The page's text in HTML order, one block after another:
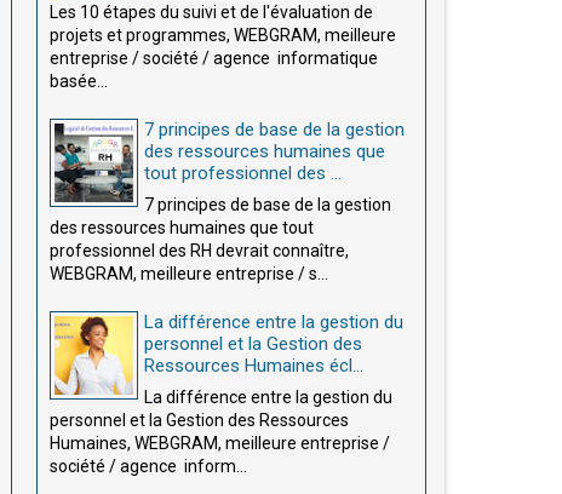
Les 10 étapes du suivi et de l'évaluation de
projets et programmes, WEBGRAM, meilleure
entreprise / société / agence informatique
basée...
7 principes de base de la gestion
des ressources humaines que
tout professionnel des ...
7 principes de base de la gestion
des ressources humaines que tout
professionnel des RH devrait connaître,
WEBGRAM, meilleure entreprise / s...
La différence entre la gestion du
personnel et la Gestion des
Ressources Humaines écl...
La différence entre la gestion du
personnel et la Gestion des Ressources
Humaines, WEBGRAM, meilleure entreprise /
société / agence inform...